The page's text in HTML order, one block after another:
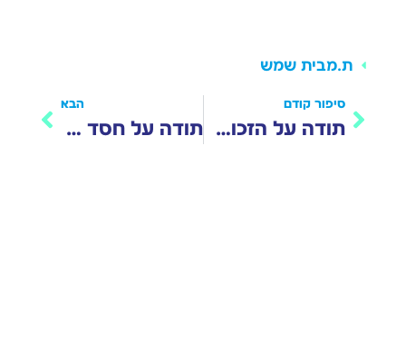
ת.מבית שמש
סיפור קודם
תודה על הזכות להניח תפילין
הבא
תודה על חסד של תפילין